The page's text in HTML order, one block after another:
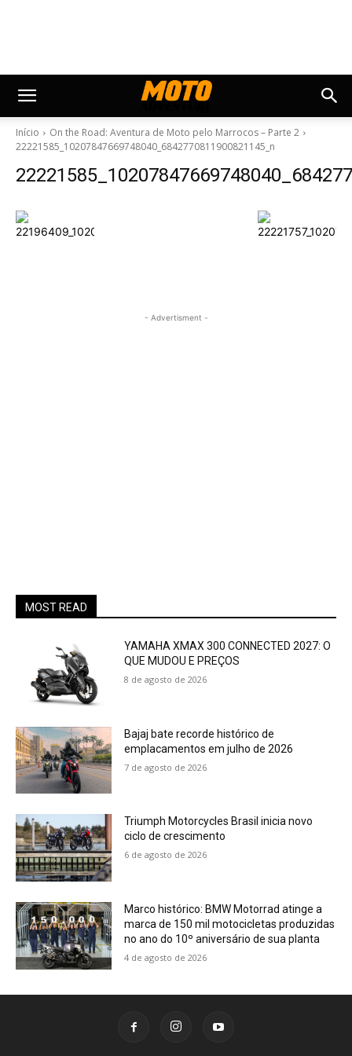
Início
On the Road: Aventura de Moto pelo Marrocos – Parte 2
22221585_10207847669748040_6842770811900821145_n
- Advertisment -
MOST READ
YAMAHA XMAX 300 CONNECTED 2027: O
QUE MUDOU E PREÇOS
8 de agosto de 2026
Bajaj bate recorde histórico de
emplacamentos em julho de 2026
7 de agosto de 2026
Triumph Motorcycles Brasil inicia novo
ciclo de crescimento
6 de agosto de 2026
Marco histórico: BMW Motorrad atinge a
marca de 150 mil motocicletas produzidas
no ano do 10º aniversário de sua planta
4 de agosto de 2026